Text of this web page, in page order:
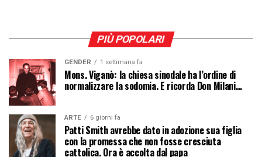
PIÙ POPOLARI
GENDER 1 settimana fa
Mons. Viganò: la chiesa sinodale ha l’ordine di
normalizzare la sodomia. E ricorda Don Milani…
ARTE 6 giorni fa
Patti Smith avrebbe dato in adozione sua figlia
con la promessa che non fosse cresciuta
cattolica. Ora è accolta dal papa